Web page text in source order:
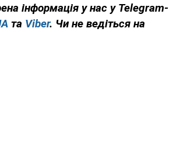
інформація у нас у Telegram-
та Viber. Чи не ведіться на